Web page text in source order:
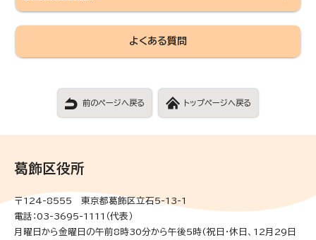
よくある質問
前のページへ戻る トップページへ戻る
葛飾区役所
〒124-8555 東京都葛飾区立石5-13-1
電話：03-3695-1111（代表）
月曜日から金曜日の午前8時30分から午後5時(祝日・休日、12月29日